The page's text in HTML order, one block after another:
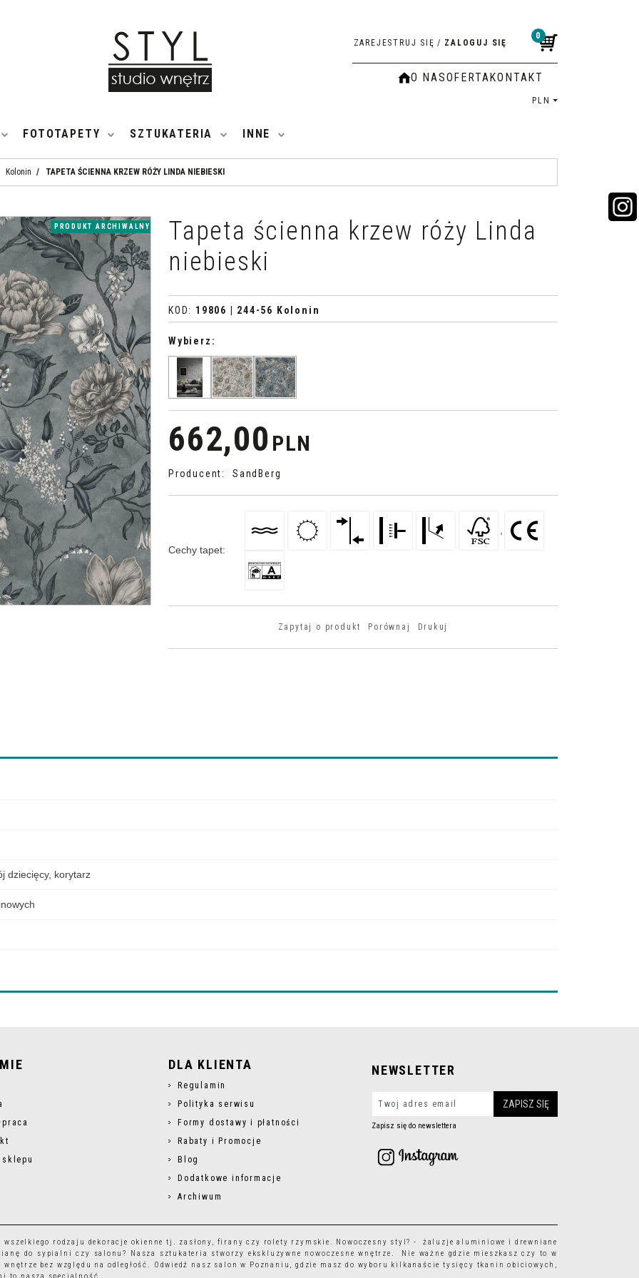
0
ZAREJESTRUJ SIĘ / ZALOGUJ SIĘ
O NASOFERTAKONTAKT
PLN
FOTOTAPETY SZTUKATERIA INNE
Kolonin / TAPETA ŚCIENNA KRZEW RÓŻY LINDA NIEBIESKI
>
PRODUKT ARCHIWALNY
Tapeta ścienna krzew róży Linda
niebieski
KOD: 19806 | 244-56 Kolonin
Wybierz:
662,00 PLN
Producent: SandBerg
Cechy tapet:
Zapytaj o produkt Porównaj Drukuj
dziecięcy, korytarz
sklepu
DLA KLIENTA
Regulamin
Polityka serwisu
Formy dostawy i płatności
Rabaty i Promocje
Blog
Dodatkowe informacje
Archiwum
NEWSLETTER
Zapisz się do newslettera
rodzaju dekoracje okienne tj. zasłony, firany czy rolety rzymskie. Nowoczesny styl? - żaluzje aluminiowe i drewniane
do sypialni czy salonu? Nasza sztukateria stworzy ekskluzywne nowoczesne wnętrze. Nie ważne gdzie mieszkasz czy to w
wnętrze bez względu na odległość. Odwiedź nasz salon w Poznaniu, gdzie masz do wyboru kilkanaście tysięcy tkanin obiciowych ,